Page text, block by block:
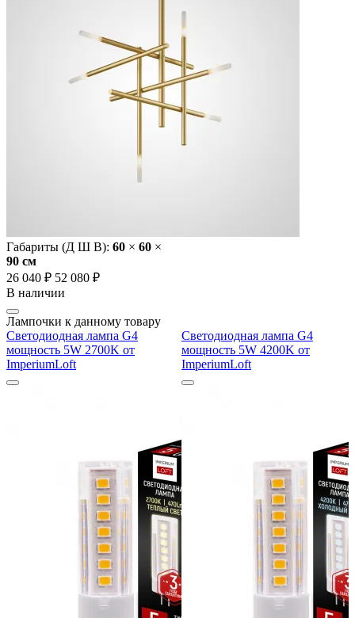
Габариты (Д Ш В): 60 × 60 ×
90 cм
26 040 ₽ 52 080 ₽
В наличии
Лампочки к данному товару
Светодиодная лампа G4
мощность 5W 2700K от
ImperiumLoft
Светодиодная лампа G4
мощность 5W 4200K от
ImperiumLoft